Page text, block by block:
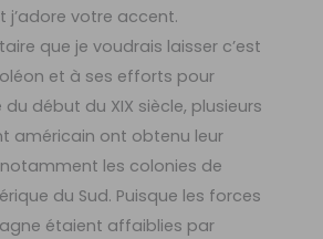
j’adore votre accent.
que je voudrais laisser c’est
et à ses efforts pour
du début du XIX siècle, plusieurs
américain ont obtenu leur
les colonies de
du Sud. Puisque les forces
étaient affaiblies par